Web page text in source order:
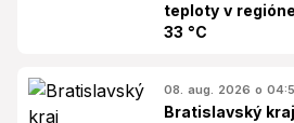
teploty v
33 °C
08. aug. 2026 o
Bratislavský